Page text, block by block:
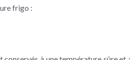
frigo :